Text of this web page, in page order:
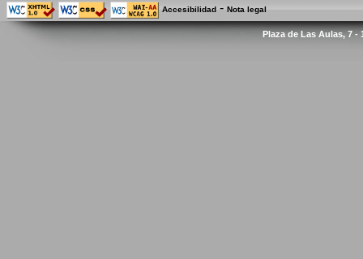
Accesibilidad - Nota legal
Plaza de Las Aulas, 7 -